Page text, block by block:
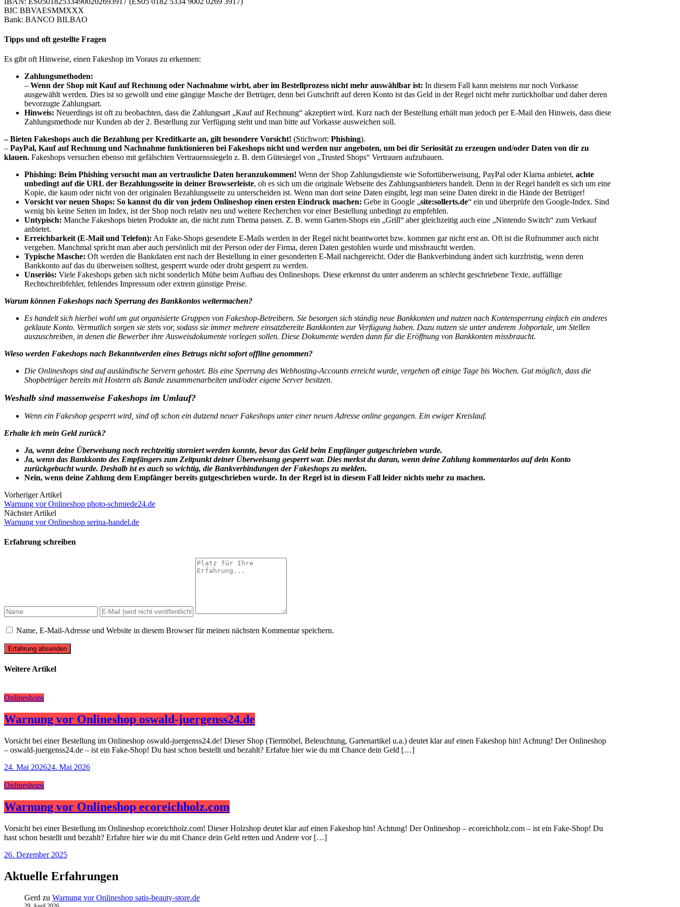
BIC BBVAESMMXXX
Bank: BANCO BILBAO
Tipps und oft gestellte Fragen
Es gibt oft Hinweise, einen Fakeshop im Voraus zu erkennen:
Zahlungsmethoden:
– Wenn der Shop mit Kauf auf Rechnung oder Nachnahme wirbt, aber im Bestellprozess nicht mehr auswählbar ist: In diesem Fall kann meistens nur noch Vorkasse
ausgewählt werden. Dies ist so gewollt und eine gängige Masche der Betrüger, denn bei Gutschrift auf deren Konto ist das Geld in der Regel nicht mehr zurückholbar und daher deren
bevorzugte Zahlungsart.
Hinweis: Neuerdings ist oft zu beobachten, dass die Zahlungsart „Kauf auf Rechnung“ akzeptiert wird. Kurz nach der Bestellung erhält man jedoch per E-Mail den Hinweis, dass diese
Zahlungsmethode nur Kunden ab der 2. Bestellung zur Verfügung steht und man bitte auf Vorkasse ausweichen soll.
– Bieten Fakeshops auch die Bezahlung per Kreditkarte an, gilt besondere Vorsicht! (Stichwort: Phishing).
– PayPal, Kauf auf Rechnung und Nachnahme funktionieren bei Fakeshops nicht und werden nur angeboten, um bei dir Seriosität zu erzeugen und/oder Daten von dir zu
klauen. Fakeshops versuchen ebenso mit gefälschten Vertrauenssiegeln z. B. dem Gütesiegel von „Trusted Shops“ Vertrauen aufzubauen.
Phishing: Beim Phishing versucht man an vertrauliche Daten heranzukommen! Wenn der Shop Zahlungsdienste wie Sofortüberweisung, PayPal oder Klarna anbietet, achte
unbedingt auf die URL der Bezahlungsseite in deiner Browserleiste, ob es sich um die originale Webseite des Zahlungsanbieters handelt. Denn in der Regel handelt es sich um eine
Kopie, die kaum oder nicht von der originalen Bezahlungsseite zu unterscheiden ist. Wenn man dort seine Daten eingibt, legt man seine Daten direkt in die Hände der Betrüger!
Vorsicht vor neuen Shops: So kannst du dir von jedem Onlineshop einen ersten Eindruck machen: Gebe in Google „site:sollerts.de“ ein und überprüfe den Google-Index. Sind
wenig bis keine Seiten im Index, ist der Shop noch relativ neu und weitere Recherchen vor einer Bestellung unbedingt zu empfehlen.
Untypisch: Manche Fakeshops bieten Produkte an, die nicht zum Thema passen. Z. B. wenn Garten-Shops ein „Grill“ aber gleichzeitig auch eine „Nintendo Switch“ zum Verkauf
anbietet.
Erreichbarkeit (E-Mail und Telefon): An Fake-Shops gesendete E-Mails werden in der Regel nicht beantwortet bzw. kommen gar nicht erst an. Oft ist die Rufnummer auch nicht
vergeben. Manchmal spricht man aber auch persönlich mit der Person oder der Firma, deren Daten gestohlen wurde und missbraucht werden.
Typische Masche: Oft werden die Bankdaten erst nach der Bestellung in einer gesonderten E-Mail nachgereicht. Oder die Bankverbindung ändert sich kurzfristig, wenn deren
Bankkonto auf das du überweisen solltest, gesperrt wurde oder droht gesperrt zu werden.
Unseriös: Viele Fakeshops geben sich nicht sonderlich Mühe beim Aufbau des Onlineshops. Diese erkennst du unter anderem an schlecht geschriebene Texte, auffällige
Rechtschreibfehler, fehlendes Impressum oder extrem günstige Preise.
Warum können Fakeshops nach Sperrung des Bankkontos weitermachen?
Es handelt sich hierbei wohl um gut organisierte Gruppen von Fakeshop-Betreibern. Sie besorgen sich ständig neue Bankkonten und nutzen nach Kontensperrung einfach ein anderes
geklaute Konto. Vermutlich sorgen sie stets vor, sodass sie immer mehrere einsatzbereite Bankkonten zur Verfügung haben. Dazu nutzen sie unter anderem Jobportale, um Stellen
auszuschreiben, in denen die Bewerber ihre Ausweisdokumente vorlegen sollen. Diese Dokumente werden dann für die Eröffnung von Bankkonten missbraucht.
Wieso werden Fakeshops nach Bekanntwerden eines Betrugs nicht sofort offline genommen?
Die Onlineshops sind auf ausländische Servern gehostet. Bis eine Sperrung des Webhosting-Accounts erreicht wurde, vergehen oft einige Tage bis Wochen. Gut möglich, dass die
Shopbetrüger bereits mit Hostern als Bande zusammenarbeiten und/oder eigene Server besitzen.
Weshalb sind massenweise Fakeshops im Umlauf?
Wenn ein Fakeshop gesperrt wird, sind oft schon ein dutzend neuer Fakeshops unter einer neuen Adresse online gegangen. Ein ewiger Kreislauf.
Erhalte ich mein Geld zurück?
Ja, wenn deine Überweisung noch rechtzeitig storniert werden konnte, bevor das Geld beim Empfänger gutgeschrieben wurde.
Ja, wenn das Bankkonto des Empfängers zum Zeitpunkt deiner Überweisung gesperrt war. Dies merkst du daran, wenn deine Zahlung kommentarlos auf dein Konto
zurückgebucht wurde. Deshalb ist es auch so wichtig, die Bankverbindungen der Fakeshops zu melden.
Nein, wenn deine Zahlung dem Empfänger bereits gutgeschrieben wurde. In der Regel ist in diesem Fall leider nichts mehr zu machen.
Vorheriger Artikel
Warnung vor Onlineshop photo-schmiede24.de
Nächster Artikel
Warnung vor Onlineshop serina-handel.de
Erfahrung schreiben
Name, E-Mail-Adresse und Website in diesem Browser für meinen nächsten Kommentar speichern.
Erfahrung absenden
Weitere Artikel
Onlineshops
Warnung vor Onlineshop oswald-juergenss24.de
Vorsicht bei einer Bestellung im Onlineshop oswald-juergenss24.de! Dieser Shop (Tiermöbel, Beleuchtung, Gartenartikel u.a.) deutet klar auf einen Fakeshop hin! Achtung! Der Onlineshop
– oswald-juergenss24.de – ist ein Fake-Shop! Du hast schon bestellt und bezahlt? Erfahre hier wie du mit Chance dein Geld […]
24. Mai 202624. Mai 2026
Onlineshops
Warnung vor Onlineshop ecoreichholz.com
Vorsicht bei einer Bestellung im Onlineshop ecoreichholz.com! Dieser Holzshop deutet klar auf einen Fakeshop hin! Achtung! Der Onlineshop – ecoreichholz.com – ist ein Fake-Shop! Du
hast schon bestellt und bezahlt? Erfahre hier wie du mit Chance dein Geld retten und Andere vor […]
26. Dezember 2025
Aktuelle Erfahrungen
Gerd zu Warnung vor Onlineshop satis-beauty-store.de